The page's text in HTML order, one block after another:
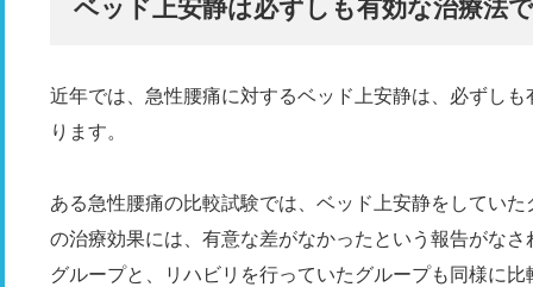
ベッド上安静は必ずしも有効な治療法
近年では、急性腰痛に対するベッド上安静は、必ずし
ります。
ある急性腰痛の比較試験では、ベッド上安静をしてい
の治療効果には、有意な差がなかったという報告がな
グループと、リハビリを行っていたグループも同様に